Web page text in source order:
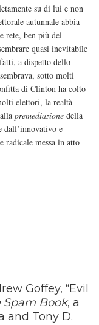
su di lui e non
autunnale abbia
rete, ben più del
quasi inevitabile
a dispetto dello
sotto molti
di Clinton ha colto
elettori, la realtà
premediazione della
dall’innovativo e
radicale messa in atto
Goffey, “Evil
Spam Book, a
and Tony D.